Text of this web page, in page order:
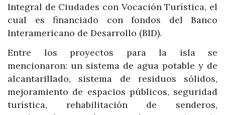
Integral de Ciudades con Vocación Turística, el
cual es financiado con fondos del Banco
Interamericano de Desarrollo (BID).
Entre los proyectos para la isla se
mencionaron: un sistema de agua potable y de
alcantarillado, sistema de residuos sólidos,
mejoramiento de espacios públicos, seguridad
turística, rehabilitación de senderos,